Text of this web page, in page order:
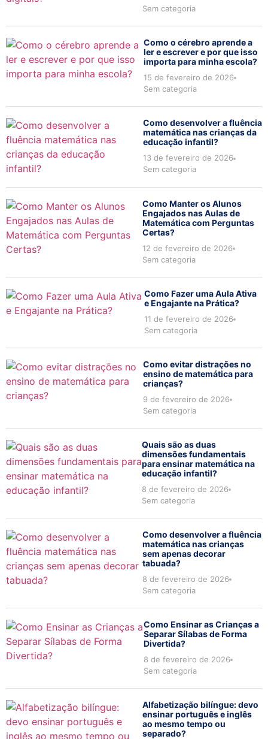
Sem categoria
Como o cérebro aprende a
ler e escrever e por que isso
importa para minha escola?
15 de fevereiro de 2026
Sem categoria
Como desenvolver a fluência
matemática nas crianças da
educação infantil?
13 de fevereiro de 2026
Sem categoria
Como Manter os Alunos
Engajados nas Aulas de
Matemática com Perguntas
Certas?
12 de fevereiro de 2026
Sem categoria
Como Fazer uma Aula Ativa
e Engajante na Prática?
11 de fevereiro de 2026
Sem categoria
Como evitar distrações no
ensino de matemática para
crianças?
9 de fevereiro de 2026
Sem categoria
Quais são as duas
dimensões fundamentais
para ensinar matemática na
educação infantil?
8 de fevereiro de 2026
Sem categoria
Como desenvolver a fluência
matemática nas crianças
sem apenas decorar
tabuada?
8 de fevereiro de 2026
Sem categoria
Como Ensinar as Crianças a
Separar Sílabas de Forma
Divertida?
8 de fevereiro de 2026
Sem categoria
Alfabetização bilíngue: devo
ensinar português e inglês
ao mesmo tempo ou
separado?